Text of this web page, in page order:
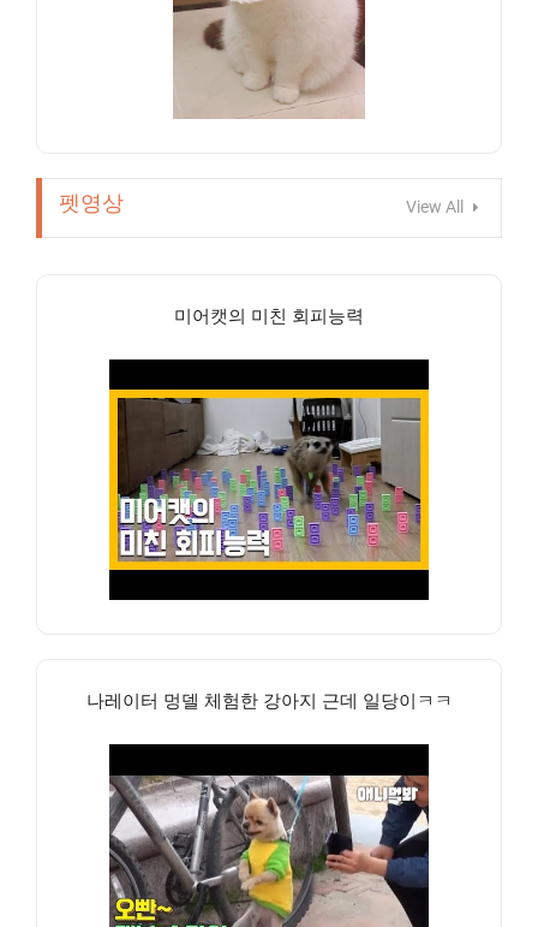
펫영상 View All
미어캣의 미친 회피능력
나레이터 멍델 체험한 강아지 근데 일당이ㅋㅋ